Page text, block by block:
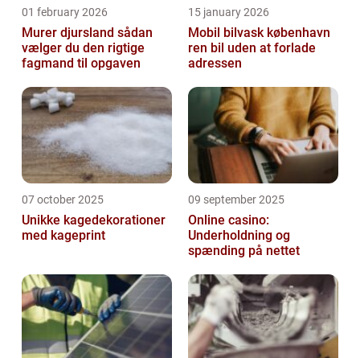
01 february 2026
Murer djursland sådan
vælger du den rigtige
fagmand til opgaven
15 january 2026
Mobil bilvask københavn
ren bil uden at forlade
adressen
07 october 2025
Unikke kagedekorationer
med kageprint
09 september 2025
Online casino:
Underholdning og
spænding på nettet